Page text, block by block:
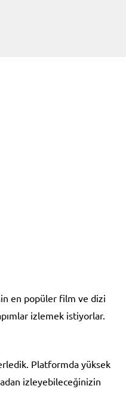
en popüler film ve dizi
izlemek istiyorlar.
Platformda yüksek
izleyebileceğinizin